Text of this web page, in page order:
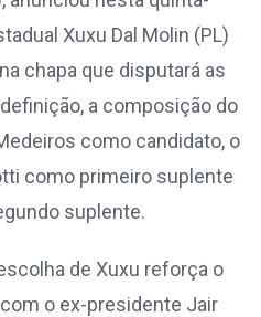
Xuxu Dal Molin (PL)
chapa que disputará as
a composição do
como candidato, o
como primeiro suplente
suplente.
de Xuxu reforça o
o ex-presidente Jair